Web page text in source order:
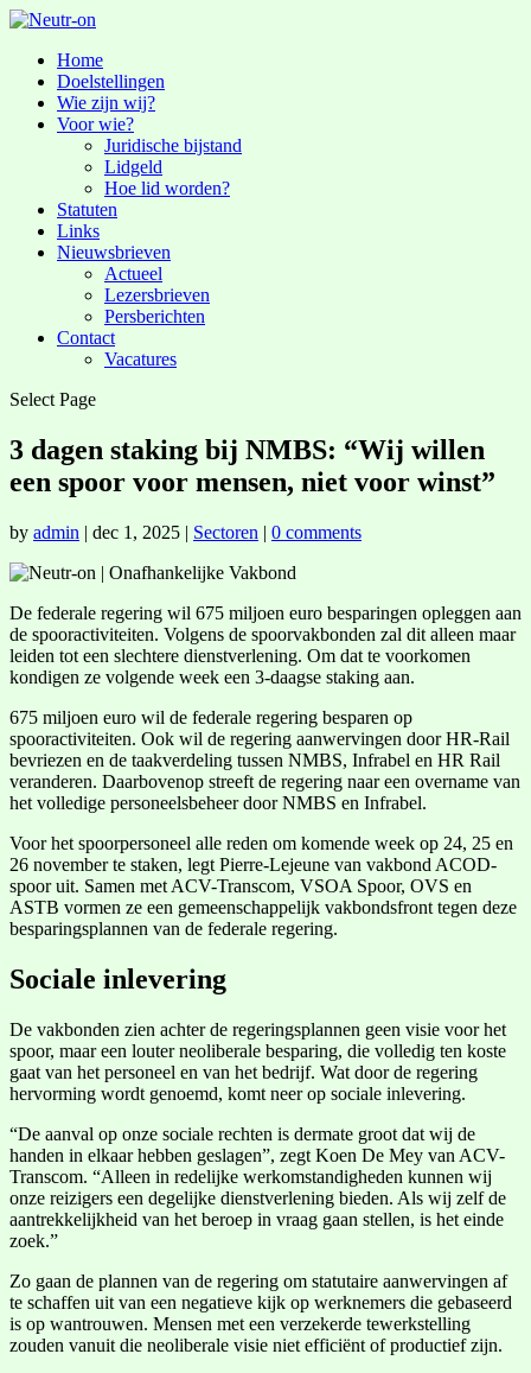
Home
Doelstellingen
Wie zijn wij?
Voor wie?
Juridische bijstand
Lidgeld
Hoe lid worden?
Statuten
Links
Nieuwsbrieven
Actueel
Lezersbrieven
Persberichten
Contact
Vacatures
Select Page
3 dagen staking bij NMBS: “Wij willen
een spoor voor mensen, niet voor winst”
by admin | dec 1, 2025 | Sectoren | 0 comments
De federale regering wil 675 miljoen euro besparingen opleggen aan
de spooractiviteiten. Volgens de spoorvakbonden zal dit alleen maar
leiden tot een slechtere dienstverlening. Om dat te voorkomen
kondigen ze volgende week een 3-daagse staking aan.
675 miljoen euro wil de federale regering besparen op
spooractiviteiten. Ook wil de regering aanwervingen door HR-Rail
bevriezen en de taakverdeling tussen NMBS, Infrabel en HR Rail
veranderen. Daarbovenop streeft de regering naar een overname van
het volledige personeelsbeheer door NMBS en Infrabel.
Voor het spoorpersoneel alle reden om komende week op 24, 25 en
26 november te staken, legt Pierre-Lejeune van vakbond ACOD-
spoor uit. Samen met ACV-Transcom, VSOA Spoor, OVS en
ASTB vormen ze een gemeenschappelijk vakbondsfront tegen deze
besparingsplannen van de federale regering.
Sociale inlevering
De vakbonden zien achter de regeringsplannen geen visie voor het
spoor, maar een louter neoliberale besparing, die volledig ten koste
gaat van het personeel en van het bedrijf. Wat door de regering
hervorming wordt genoemd, komt neer op sociale inlevering.
“De aanval op onze sociale rechten is dermate groot dat wij de
handen in elkaar hebben geslagen”, zegt Koen De Mey van ACV-
Transcom. “Alleen in redelijke werkomstandigheden kunnen wij
onze reizigers een degelijke dienstverlening bieden. Als wij zelf de
aantrekkelijkheid van het beroep in vraag gaan stellen, is het einde
zoek.”
Zo gaan de plannen van de regering om statutaire aanwervingen af
te schaffen uit van een negatieve kijk op werknemers die gebaseerd
is op wantrouwen. Mensen met een verzekerde tewerkstelling
zouden vanuit die neoliberale visie niet efficiënt of productief zijn.